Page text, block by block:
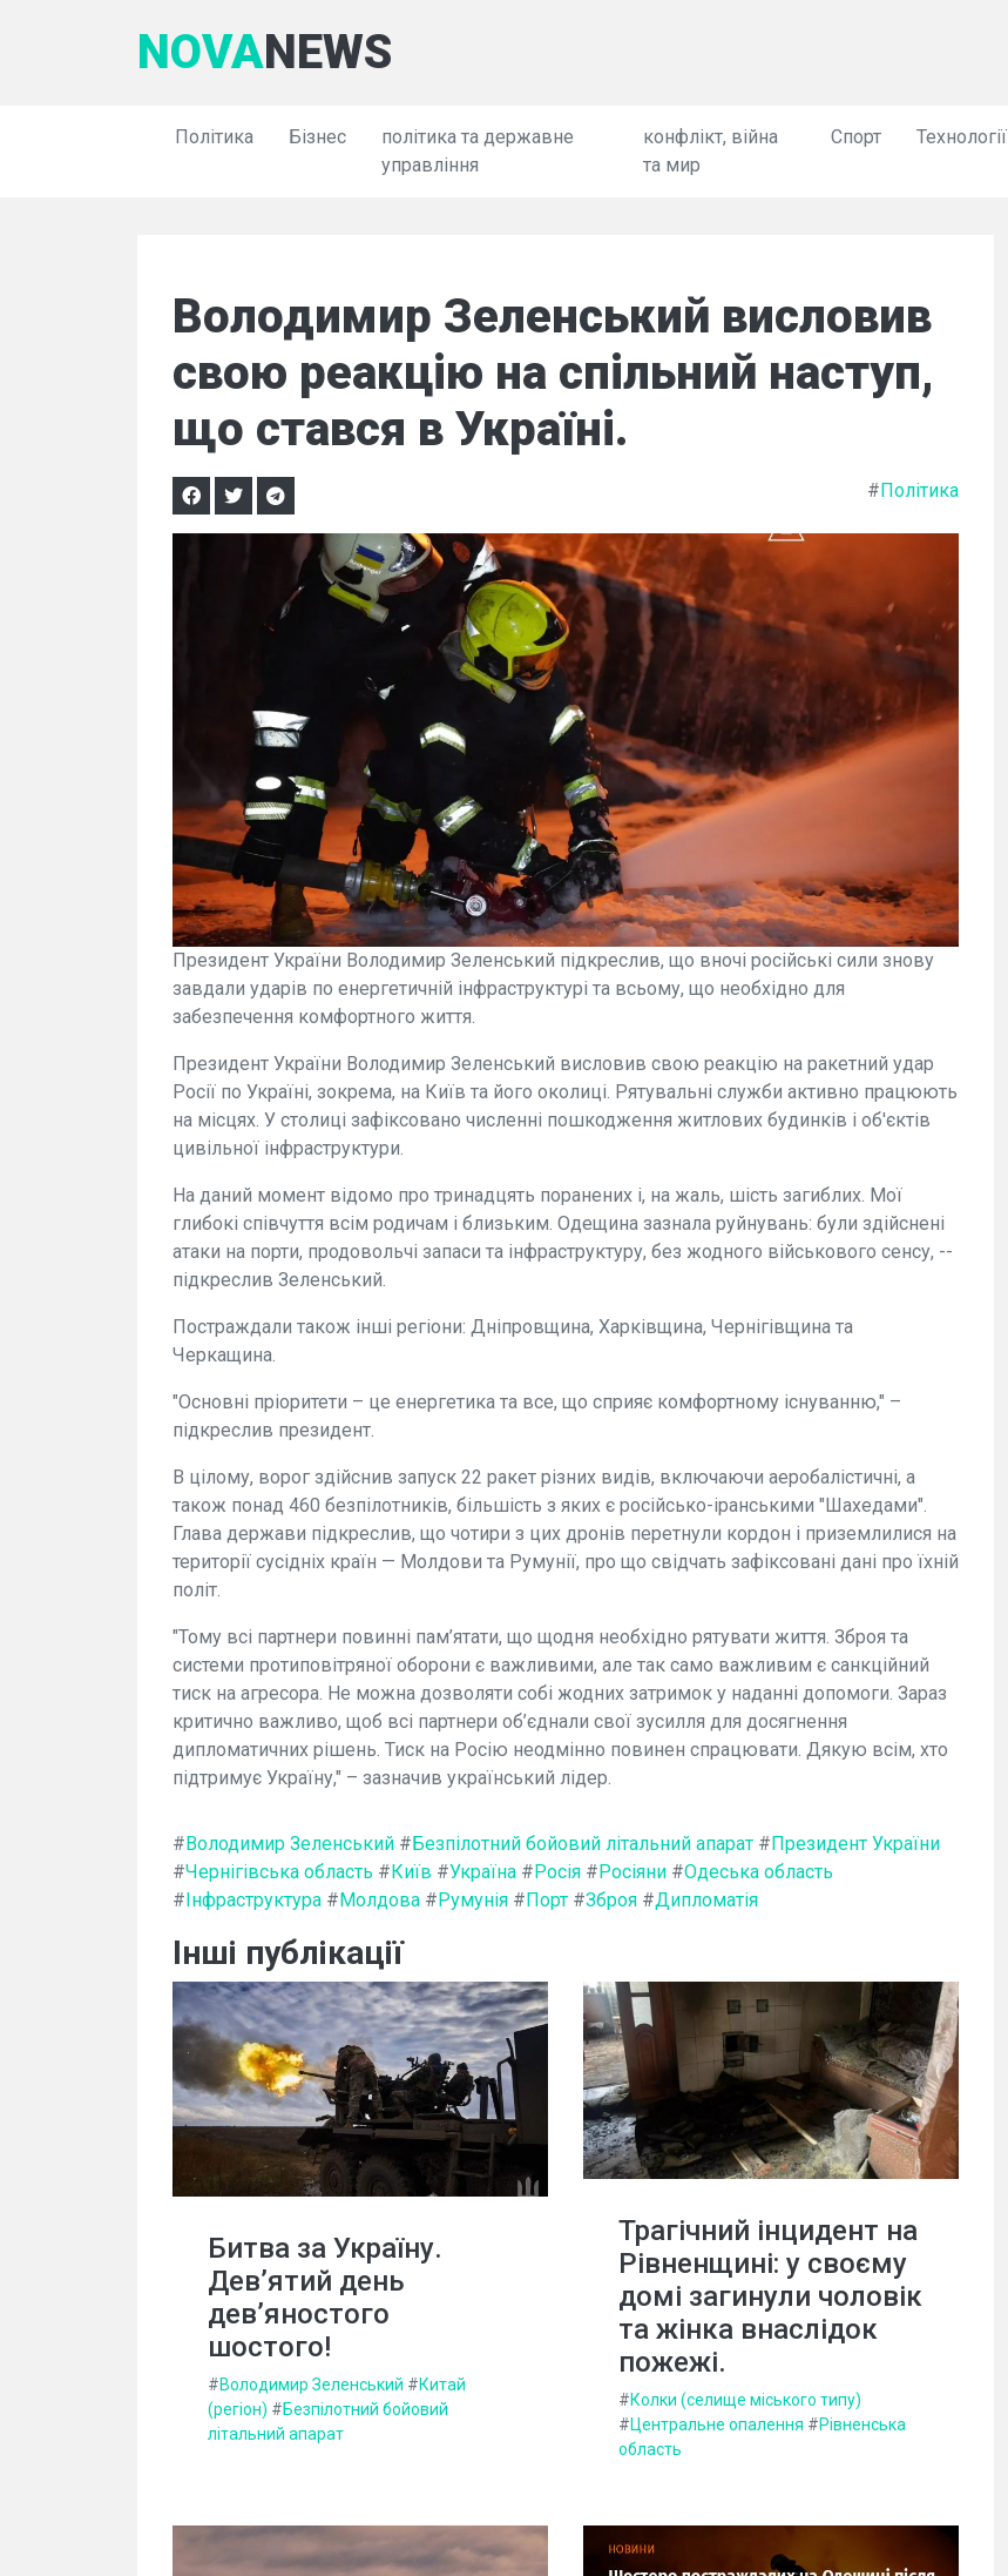
NOVANEWS
Політика Бізнес
політика та державне
управління
конфлікт, війна
та мир
Спорт Технології
Володимир Зеленський висловив
свою реакцію на спільний наступ,
що стався в Україні.
#Політика
Президент України Володимир Зеленський підкреслив, що вночі російські сили знову
завдали ударів по енергетичній інфраструктурі та всьому, що необхідно для
забезпечення комфортного життя.
Президент України Володимир Зеленський висловив свою реакцію на ракетний удар
Росії по Україні, зокрема, на Київ та його околиці. Рятувальні служби активно працюють
на місцях. У столиці зафіксовано численні пошкодження житлових будинків і об'єктів
цивільної інфраструктури.
На даний момент відомо про тринадцять поранених і, на жаль, шість загиблих. Мої
глибокі співчуття всім родичам і близьким. Одещина зазнала руйнувань: були здійснені
атаки на порти, продовольчі запаси та інфраструктуру, без жодного військового сенсу, --
підкреслив Зеленський.
Постраждали також інші регіони: Дніпровщина, Харківщина, Чернігівщина та
Черкащина.
"Основні пріоритети – це енергетика та все, що сприяє комфортному існуванню," –
підкреслив президент.
В цілому, ворог здійснив запуск 22 ракет різних видів, включаючи аеробалістичні, а
також понад 460 безпілотників, більшість з яких є російсько-іранськими "Шахедами".
Глава держави підкреслив, що чотири з цих дронів перетнули кордон і приземлилися на
території сусідніх країн — Молдови та Румунії, про що свідчать зафіксовані дані про їхній
політ.
"Тому всі партнери повинні пам’ятати, що щодня необхідно рятувати життя. Зброя та
системи протиповітряної оборони є важливими, але так само важливим є санкційний
тиск на агресора. Не можна дозволяти собі жодних затримок у наданні допомоги. Зараз
критично важливо, щоб всі партнери об’єднали свої зусилля для досягнення
дипломатичних рішень. Тиск на Росію неодмінно повинен спрацювати. Дякую всім, хто
підтримує Україну," – зазначив український лідер.
#Володимир Зеленський #Безпілотний бойовий літальний апарат #Президент України
#Чернігівська область #Київ #Україна #Росія #Росіяни #Одеська область
#Інфраструктура #Молдова #Румунія #Порт #Зброя #Дипломатія
Інші публікації
Битва за Україну.
Дев’ятий день
дев’яностого
шостого!
#Володимир Зеленський #Китай
(регіон) #Безпілотний бойовий
літальний апарат
Трагічний інцидент на
Рівненщині: у своєму
домі загинули чоловік
та жінка внаслідок
пожежі.
#Колки (селище міського типу)
#Центральне опалення #Рівненська
область